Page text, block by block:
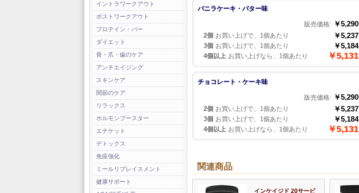
イントラワークアウト
ポストワークアウト
プロテイン・バー
ダイエット
骨・爪・歯のケア
アンチエイジング
スキンケア
関節のケア
リラックス
ホルモンブースター
エチケット
デトックス
免疫強化
ミールリプレイスメント
健康サポート
バニラケーキ・バター味
販売価格: ￥5,290
2個 お買い上げで、1個あたり ￥5,237
3個 お買い上げで、1個あたり ￥5,184
4個以上 お買い上げなら、1個あたり ￥5,131
チョコレート・ケーキ味
販売価格: ￥5,290
2個 お買い上げで、1個あたり ￥5,237
3個 お買い上げで、1個あたり ￥5,184
4個以上 お買い上げなら、1個あたり ￥5,131
関連商品
インケイジド 20サービ